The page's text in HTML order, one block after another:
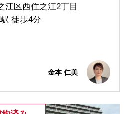
江区西住之江2丁目
徒歩4分
金本 仁美